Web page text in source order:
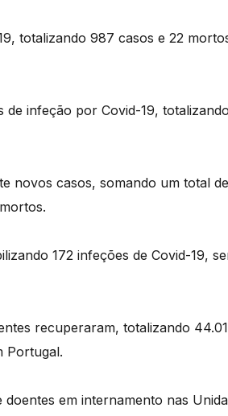
totalizando 987 casos e 22
infeção por Covid-19,
novos casos, somando um total
172 infeções de Covid-19,
recuperaram, totalizando
Portugal.
em internamento nas